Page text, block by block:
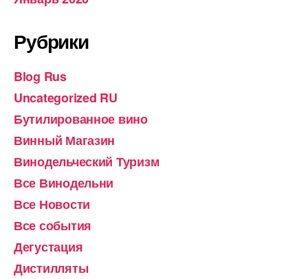
Рубрики
Blog Rus
Uncategorized RU
Бутилированное вино
Винный Магазин
Винодельческий Туризм
Все Винодельни
Все Новости
Все события
Дегустация
Дистилляты